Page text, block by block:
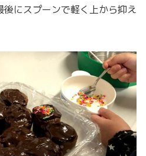
にスプーンで軽く上から抑え